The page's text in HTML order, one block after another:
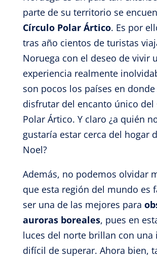
parte de su territorio se
Círculo Polar Ártico. Es por
tras año cientos de turistas
Noruega con el deseo de vivir
experiencia realmente
son pocos los países en
disfrutar del encanto único del
Polar Ártico. Y claro ¿a quién
gustaría estar cerca del hogar
Noel?
Además, no podemos olvidar
que esta región del mundo es
ser una de las mejores para
auroras boreales, pues en
luces del norte brillan con una
difícil de superar. Ahora bien,